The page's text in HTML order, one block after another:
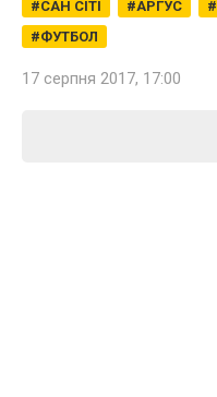
САН СІТІ АРГУС
ФУТБОЛ
17 серпня 2017, 17:00